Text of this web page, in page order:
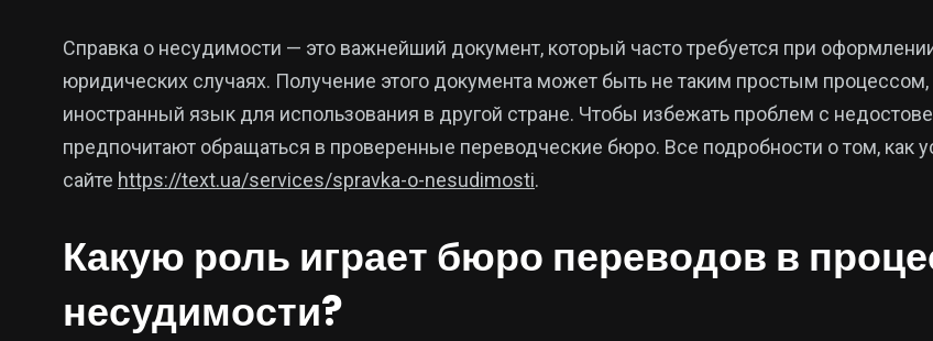
Справка о несудимости — это важнейший документ, который часто требуется при
юридических случаях. Получение этого документа может быть не таким простым
иностранный язык для использования в другой стране. Чтобы избежать проблем с
предпочитают обращаться в проверенные переводческие бюро. Все подробности о том, как
сайте https://text.ua/services/spravka-o-nesudimosti.
Какую роль играет бюро переводов в
несудимости?